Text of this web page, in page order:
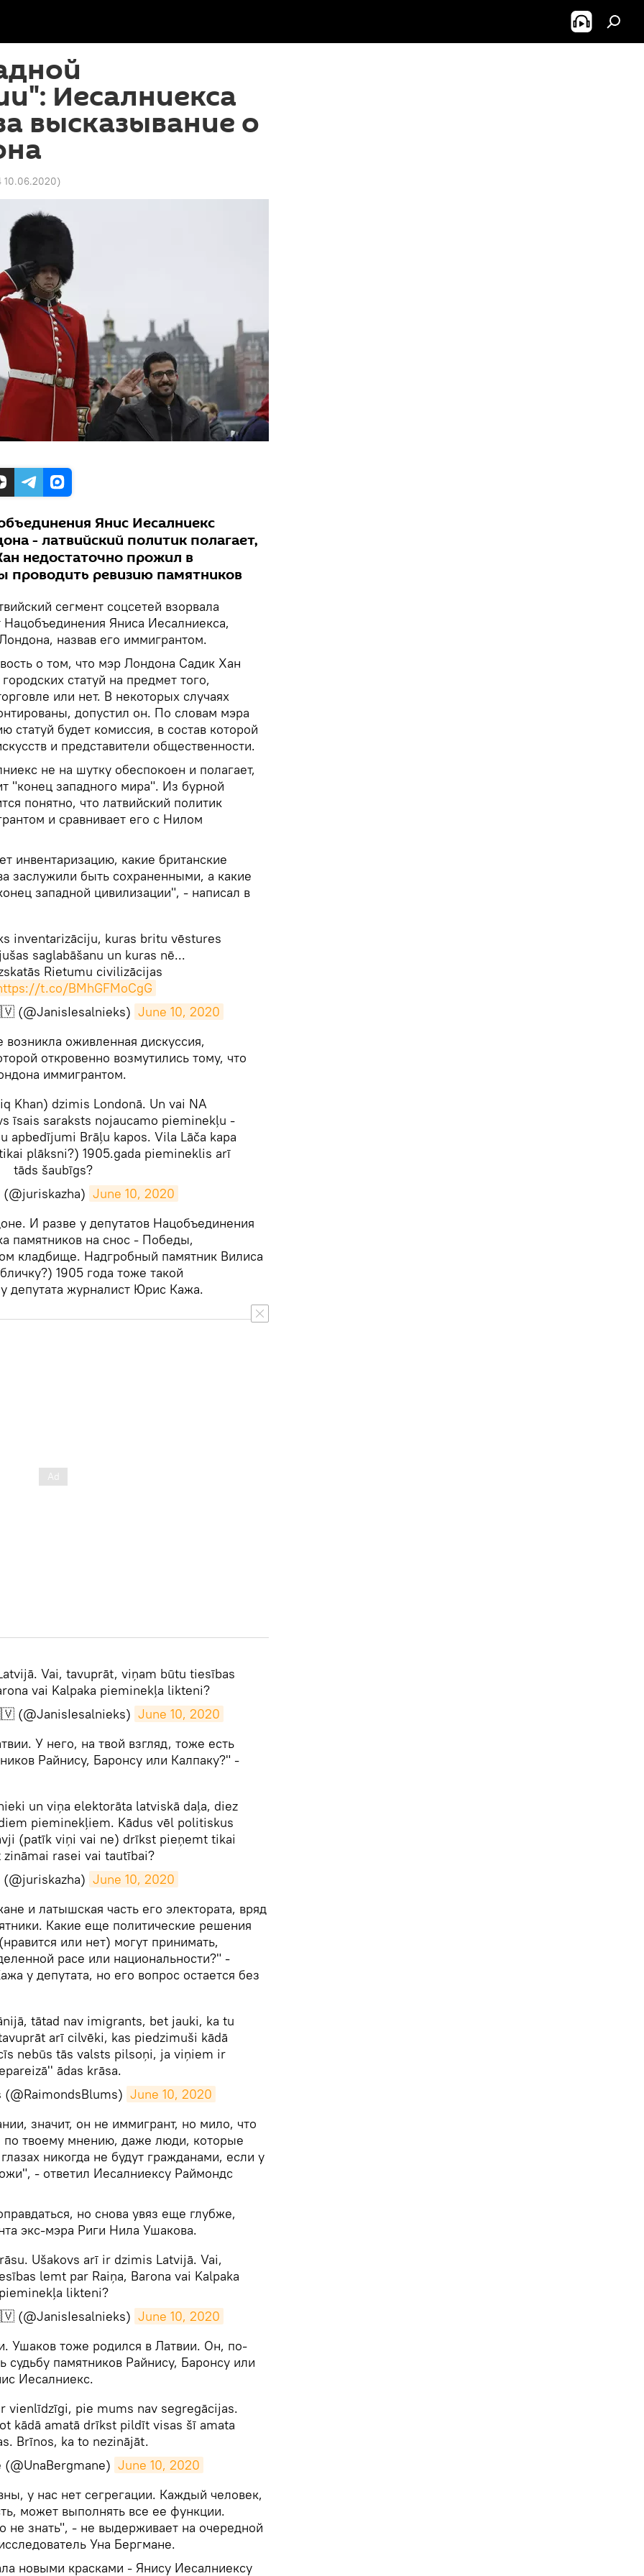
Иесалниекса
высказывание о
10.06.2020)
Янис Иесалниекс
- латвийский политик полагает,
недостаточно прожил в
проводить ревизию памятников
сегмент соцсетей взорвала
Яниса Иесалниекса,
назвав его иммигрантом.
о том, что мэр Лондона Садик Хан
статуй на предмет того,
или нет. В некоторых случаях
допустил он. По словам мэра
статуй будет комиссия, в состав которой
и представители общественности.
не на шутку обеспокоен и полагает,
"конец западного мира". Из бурной
понятно, что латвийский политик
и сравнивает его с Нилом
инвентаризацию, какие британские
заслужили быть сохраненными, а какие
западной цивилизации", - написал в
inventarizāciju, kuras britu vēstures
saglabāšanu un kuras nē...
Rietumu civilizācijas
t.co/BMhGFMoCgG
(@JanisIesalnieks) June 10, 2020
возникла оживленная дискуссия,
откровенно возмутились тому, что
иммигрантом.
Khan) dzimis Londonā. Un vai NA
īsais saraksts nojaucamo pieminekļu -
apbedījumi Brāļu kapos. Vila Lāča kapa
plāksni?) 1905.gada piemineklis arī
tāds šaubīgs?
June 10, 2020
И разве у депутатов Нацобъединения
памятников на снос - Победы,
кладбище. Надгробный памятник Вилиса
1905 года тоже такой
депутата журналист Юрис Кажа.
Vai, tavuprāt, viņam būtu tiesības
vai Kalpaka pieminekļa likteni?
(@JanisIesalnieks) June 10, 2020
У него, на твой взгляд, тоже есть
Райнису, Баронсу или Калпаку?" -
un viņa elektorāta latviskā daļa, diez
pieminekļiem. Kādus vēl politiskus
(patīk viņi vai ne) drīkst pieņemt tikai
rasei vai tautībai?
June 10, 2020
и латышская часть его электората, вряд
Какие еще политические решения
или нет) могут принимать,
расе или национальности?" -
у депутата, но его вопрос остается без
tātad nav imigrants, bet jauki, ka tu
arī cilvēki, kas piedzimuši kādā
nebūs tās valsts pilsoņi, ja viņiem ir
ādas krāsa.
June 10, 2020
значит, он не иммигрант, но мило, что
по твоему мнению, даже люди, которые
никогда не будут гражданами, если у
- ответил Иесалниексу Раймондс
но снова увяз еще глубже,
экс-мэра Риги Нила Ушакова.
Ušakovs arī ir dzimis Latvijā. Vai,
lemt par Raiņa, Barona vai Kalpaka
pieminekļa likteni?
(@JanisIesalnieks) June 10, 2020
Ушаков тоже родился в Латвии. Он, по-
судьбу памятников Райнису, Баронсу или
Иесалниекс.
vienlīdzīgi, pie mums nav segregācijas.
kādā amatā drīkst pildīt visas šī amata
Brīnos, ka to nezinājāt.
June 10, 2020
у нас нет сегрегации. Каждый человек,
может выполнять все ее функции.
не знать", - не выдерживает на очередной
Уна Бергмане.
новыми красками - Янису Иесалниексу